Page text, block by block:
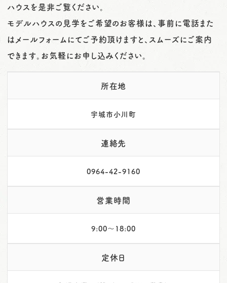
ハウスを是非ご覧ください。
モデルハウスの見学をご希望のお客様は、事前に電話また
はメールフォームにてご予約頂けますと、スムーズにご案内
できます。お気軽にお申し込みください。
所在地
宇城市小川町
連絡先
0964-42-9160
営業時間
9:00～18:00
定休日